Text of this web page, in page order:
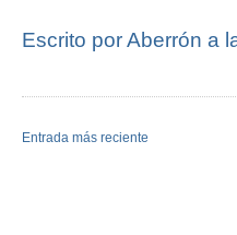
Escrito por Aberrón a
Entrada más reciente